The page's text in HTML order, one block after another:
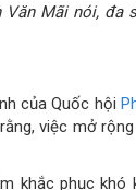
Văn Mãi nói,
của Quốc hội
việc mở
khắc phục